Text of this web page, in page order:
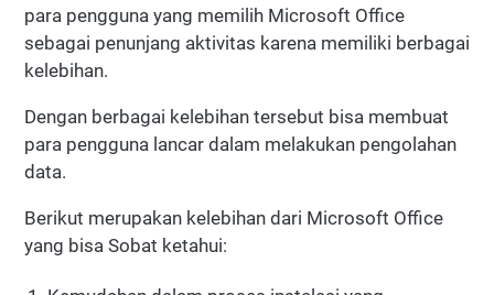
para pengguna yang memilih Microsoft Office
sebagai penunjang aktivitas karena memiliki berbagai
kelebihan.
Dengan berbagai kelebihan tersebut bisa membuat
para pengguna lancar dalam melakukan pengolahan
data.
Berikut merupakan kelebihan dari Microsoft Office
yang bisa Sobat ketahui: